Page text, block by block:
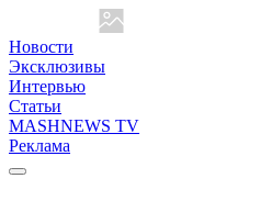
Новости
Эксклюзивы
Интервью
Статьи
MASHNEWS TV
Реклама